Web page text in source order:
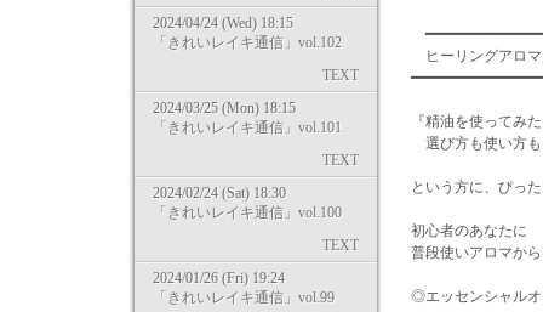
2024/04/24 (Wed) 18:15
「きれいレイキ通信」vol.102
TEXT
2024/03/25 (Mon) 18:15
「きれいレイキ通信」vol.101
TEXT
2024/02/24 (Sat) 18:30
「きれいレイキ通信」vol.100
TEXT
2024/01/26 (Fri) 19:24
「きれいレイキ通信」vol.99
ヒーリングア
『精油を使ってみ
選び方も使い方も
という方に、ぴっ
初心者のあなたに
普段使いアロマか
◎エッセンシャル